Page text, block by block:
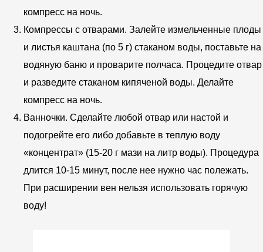
компресс на ночь.
Компрессы с отварами. Залейте измельченные плоды
и листья каштана (по 5 г) стаканом воды, поставьте на
водяную баню и проварите полчаса. Процедите отвар
и разведите стаканом кипяченой воды. Делайте
компресс на ночь.
Ванночки. Сделайте любой отвар или настой и
подогрейте его либо добавьте в теплую воду
«концентрат» (15-20 г мази на литр воды). Процедура
длится 10-15 минут, после нее нужно час полежать.
При расширении вен нельзя использовать горячую
воду!